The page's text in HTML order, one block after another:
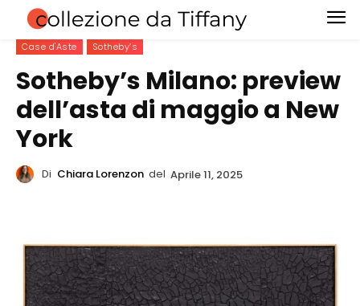
Case d'Aste Sotheby’s
Sotheby’s Milano: preview
dell’asta di maggio a New
York
Di Chiara Lorenzon del Aprile 11, 2025